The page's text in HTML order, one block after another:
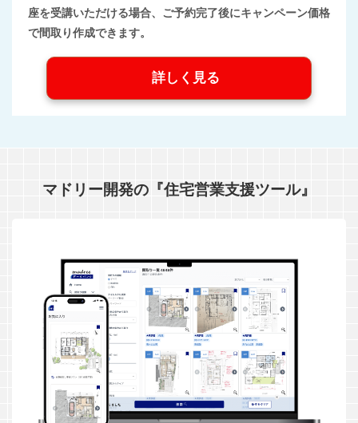
座を受講いただける場合、ご予約完了後にキャンペーン価格
で間取り作成できます。
詳しく見る
マドリー開発の『住宅営業支援ツール』